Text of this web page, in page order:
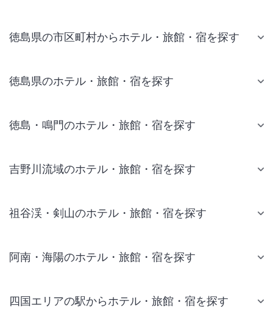
徳島県の市区町村からホテル・旅館・宿を探す
徳島県のホテル・旅館・宿を探す
徳島・鳴門のホテル・旅館・宿を探す
吉野川流域のホテル・旅館・宿を探す
祖谷渓・剣山のホテル・旅館・宿を探す
阿南・海陽のホテル・旅館・宿を探す
四国エリアの駅からホテル・旅館・宿を探す